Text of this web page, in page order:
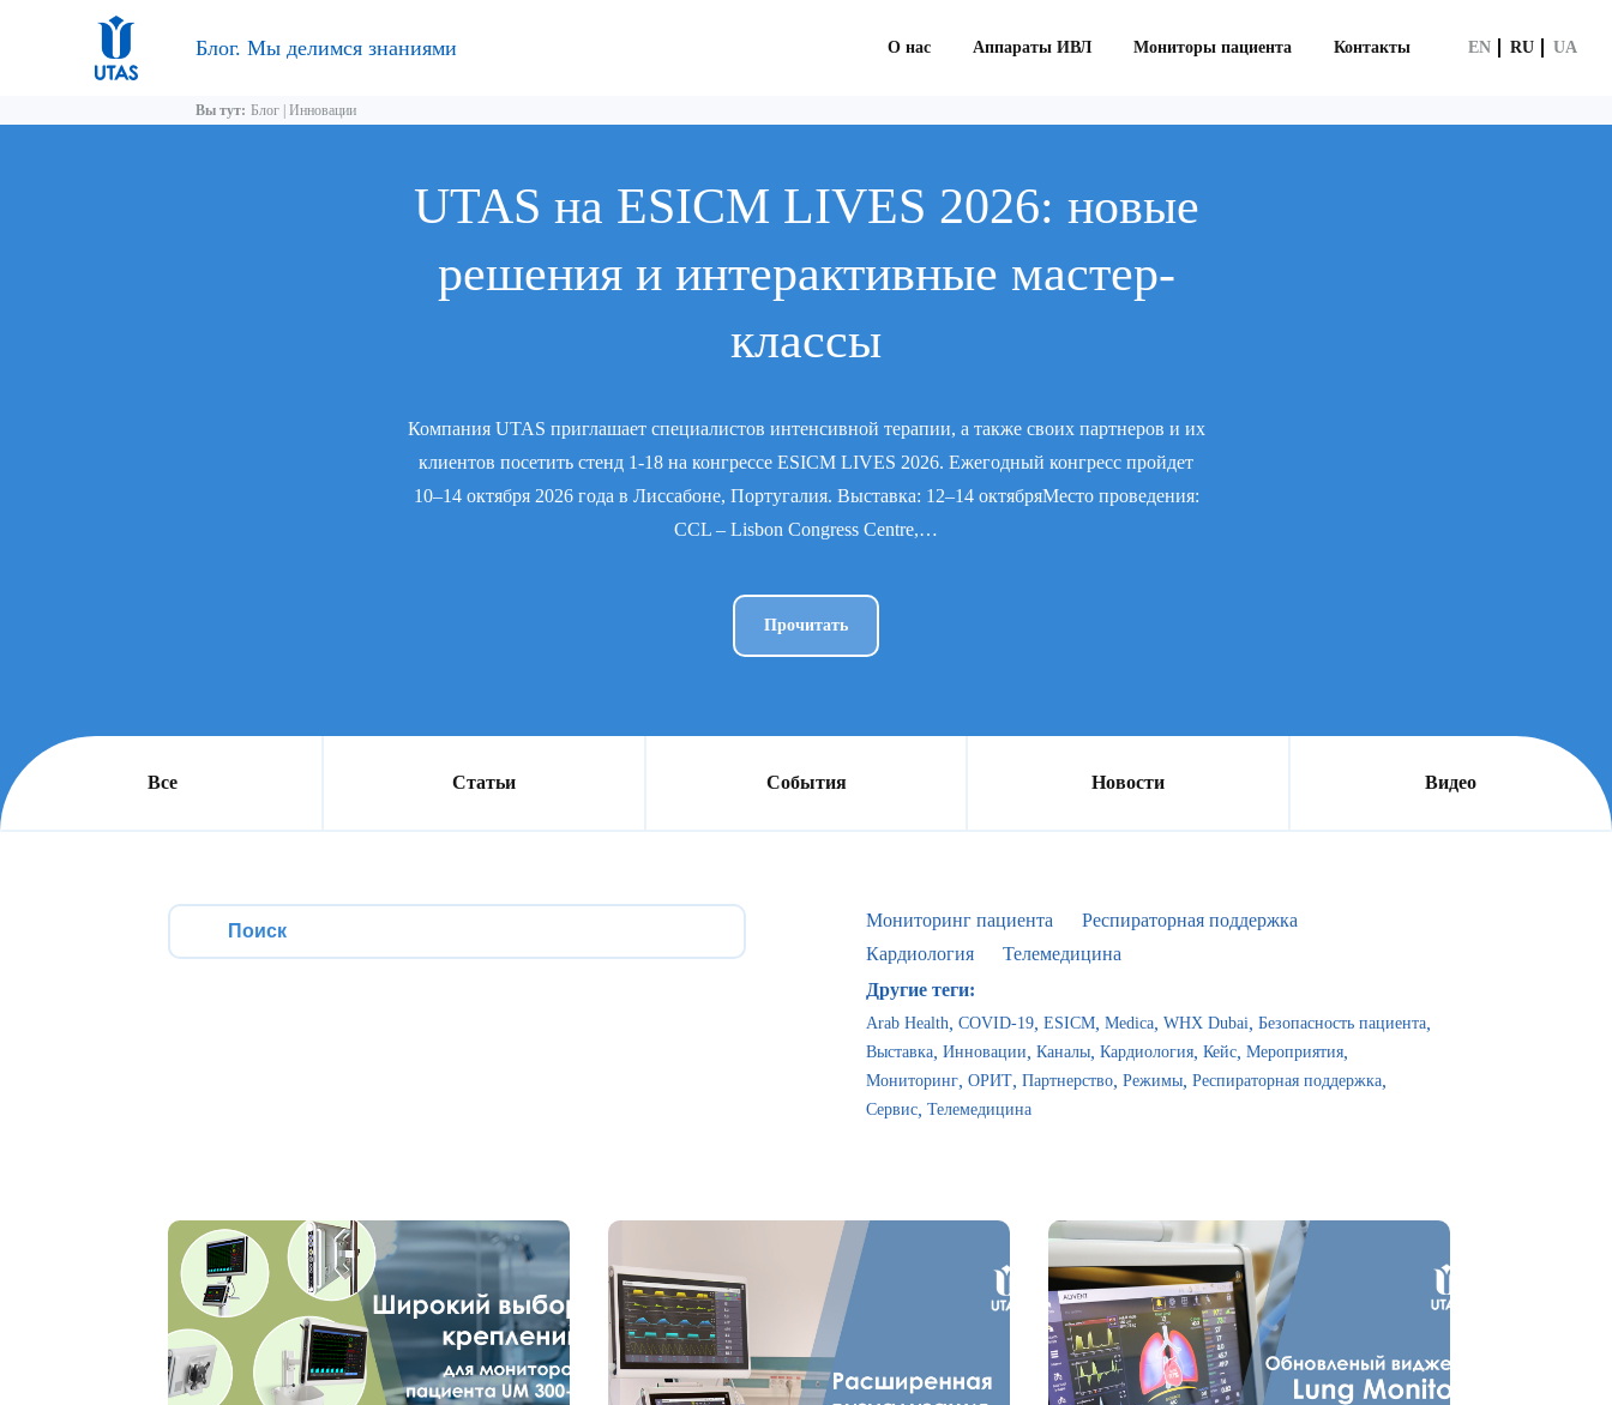
Блог. Мы делимся знаниями О нас Аппараты ИВЛ Мониторы пациента Контакты EN RU UA
Вы тут: Блог Инновации
UTAS на ESICM LIVES 2026: новые
решения и интерактивные мастер-
классы
Компания UTAS приглашает специалистов интенсивной терапии, а также своих партнеров и их
клиентов посетить стенд 1-18 на конгрессе ESICM LIVES 2026. Ежегодный конгресс пройдет
10–14 октября 2026 года в Лиссабоне, Португалия. Выставка: 12–14 октябряМесто проведения:
CCL – Lisbon Congress Centre,…
Прочитать
Все Статьи События Новости Видео
Мониторинг пациента
Респираторная поддержка
Кардиология
Телемедицина
Другие теги:
Arab Health COVID-19 ESICM Medica WHX Dubai Безопасность пациента
Выставка Инновации Каналы Кардиология Кейс Мероприятия
Мониторинг ОРИТ Партнерство Режимы Респираторная поддержка
Сервис Телемедицина